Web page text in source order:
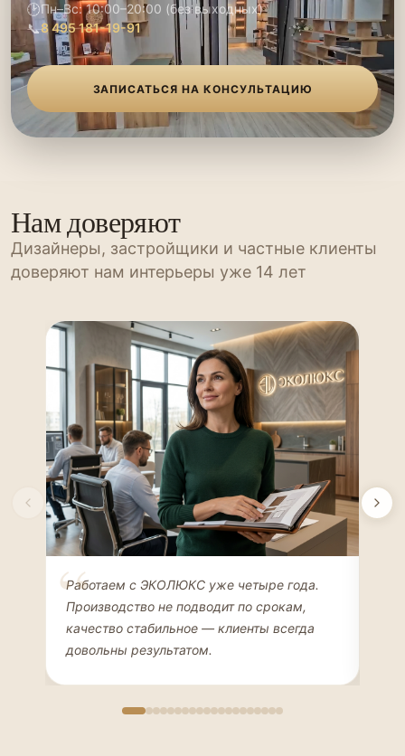
🕑Пн–Вс: 10:00–20:00 (без выходных)
📞8 495 181-19-91
ЗАПИСАТЬСЯ НА КОНСУЛЬТАЦИЮ
Нам доверяют
Дизайнеры, застройщики и частные клиенты
доверяют нам интерьеры уже 14 лет
Елена Соколова
ДИЗАЙНЕР ИНТЕРЬЕРОВ
Работаем с ЭКОЛЮКС уже четыре года.
Производство не подводит по срокам,
качество стабильное — клиенты всегда
довольны результатом.